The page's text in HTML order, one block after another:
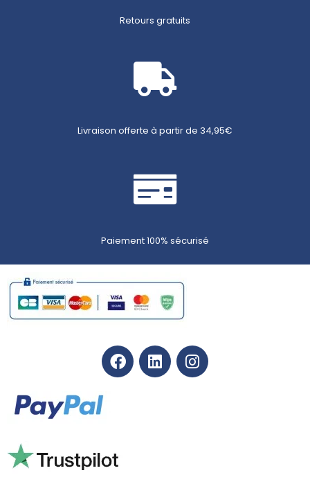
Retours gratuits
Livraison offerte à partir de 34,95€
Paiement 100% sécurisé